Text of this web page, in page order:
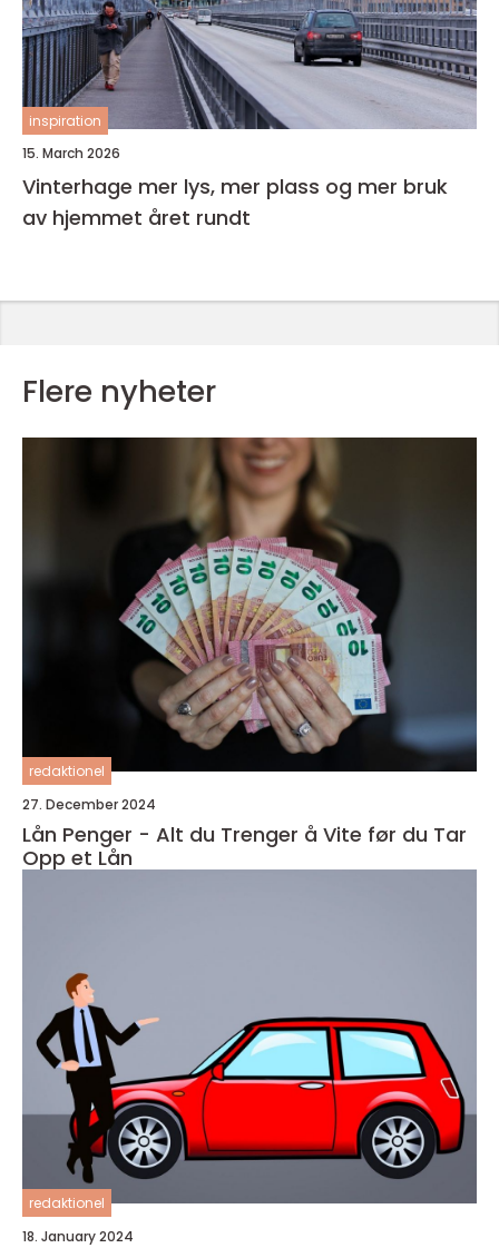
inspiration
15. March 2026
Vinterhage mer lys, mer plass og mer bruk
av hjemmet året rundt
Flere nyheter
redaktionel
27. December 2024
Lån Penger - Alt du Trenger å Vite før du Tar
Opp et Lån
redaktionel
18. January 2024